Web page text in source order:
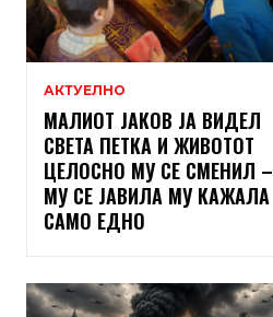
АКТУЕЛНО
МАЛИОТ ЈАКОВ ЈА ВИДЕЛ
СВЕТА ПЕТКА И ЖИВОТОТ
ЦЕЛОСНО МУ СЕ СМЕНИЛ –
МУ СЕ ЈАВИЛА МУ КАЖАЛА
САМО ЕДНО